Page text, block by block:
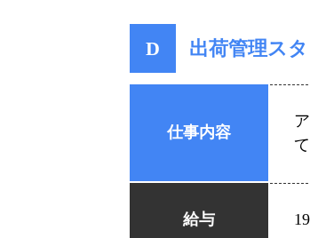
D 出荷管理ス
仕事内容
給与